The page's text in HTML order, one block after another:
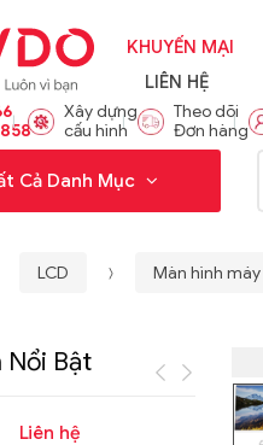
KHUYẾN MẠI
LIÊN HỆ
Xây dựng
cấu hình
Theo dõi
Đơn hàng
Cả Danh Mục
LCD Màn hình máy
Nổi Bật
Liên hệ